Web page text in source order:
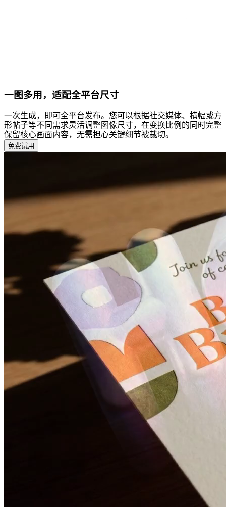
一图多用，适配全平台尺寸
一次生成，即可全平台发布。您可以根据社交媒体、横幅或方
形帖子等不同需求灵活调整图像尺寸，在变换比例的同时完整
保留核心画面内容，无需担心关键细节被裁切。
免费试用